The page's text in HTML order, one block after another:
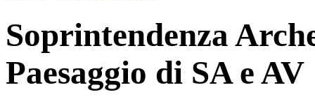
Soprintendenza
Paesaggio di SA e AV